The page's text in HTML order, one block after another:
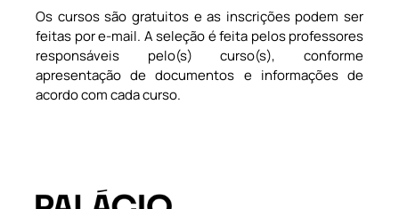
Os cursos são gratuitos e as inscrições podem ser
feitas por e-mail. A seleção é feita pelos professores
responsáveis pelo(s) curso(s), conforme
apresentação de documentos e informações de
acordo com cada curso.